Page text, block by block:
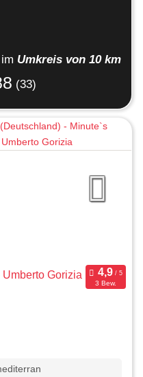
im Umkreis von 10 km
(33)
Restaurant Kufstein - Umberto Gorizia
3 Bew.